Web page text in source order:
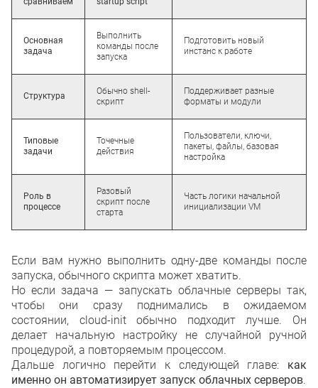
Основная
задача
Выполнить
команды после
запуска
Подготовить новый
инстанс к работе
Структура
Обычно shell-
скрипт
Поддерживает разные
форматы и модули
Типовые
задачи
Точечные
действия
Пользователи, ключи,
пакеты, файлы, базовая
настройка
Роль в
процессе
Разовый
скрипт после
старта
Часть логики начальной
инициализации VM
Если вам нужно выполнить одну-две команды после
запуска, обычного скрипта может хватить.
Но если задача — запускать облачные серверы так,
чтобы они сразу поднимались в ожидаемом
состоянии, cloud-init обычно подходит лучше. Он
делает начальную настройку не случайной ручной
процедурой, а повторяемым процессом.
Дальше логично перейти к следующей главе: как
именно он автоматизирует запуск облачных серверов.